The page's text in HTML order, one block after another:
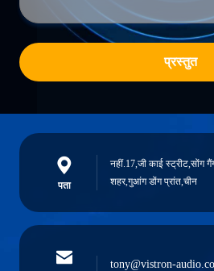
प्रस्तुत
पता
नहीं.17,जी काई स्ट्रीट,सोंग
शहर,गुआंग डोंग प्रांत,चीन
tony@vistron-